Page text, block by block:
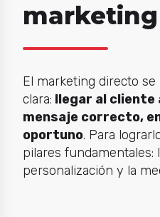
El marketing directo se
clara: llegar al cliente
mensaje correcto,
oportuno. Para
pilares fundamentales:
personalización y la